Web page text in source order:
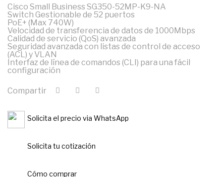
Cisco Small Business SG350-52MP-K9-NA
Switch Gestionable de 52 puertos
PoE+ (Max 740W)
Velocidad de transferencia de datos de 1000Mbps
Calidad de servicio (QoS) avanzada
Seguridad avanzada con listas de control de acceso
(ACL) y VLAN
Interfaz de línea de comandos (CLI) para una fácil
configuración
Compartir
Solicita el precio via WhatsApp
Solicita tu cotización
Cómo comprar